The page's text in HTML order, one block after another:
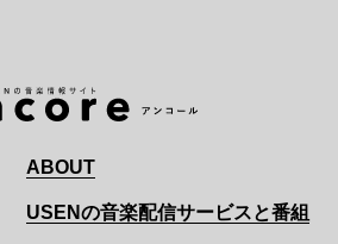
ABOUT
USENの音楽配信サービスと番組